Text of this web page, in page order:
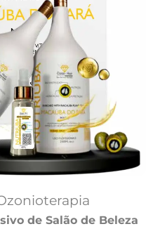
de Salão de Beleza